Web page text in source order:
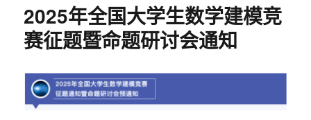
闽
湘
鄂
省
校
2025年全国大学生数学建模竞
赛征题暨命题研讨会通知